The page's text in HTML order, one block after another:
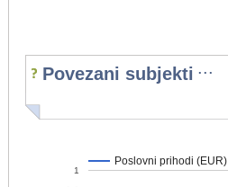
Povezani subjekti ...
Poslovni prihodi (EUR)
1